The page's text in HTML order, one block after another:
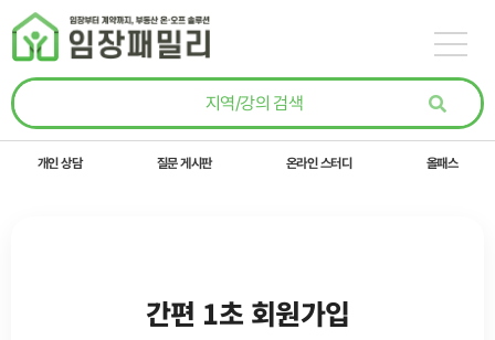
콘텐츠로
건너뛰기
개인 상담 질문 게시판 온라인 스터디 올패스
간편 1초 회원가입